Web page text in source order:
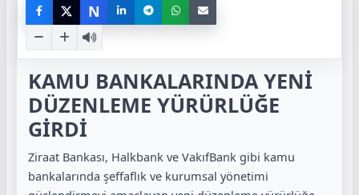
N
KAMU BANKALARINDA YENİ
DÜZENLEME YÜRÜRLÜĞE
GİRDİ
Ziraat Bankası, Halkbank ve VakıfBank gibi kamu
bankalarında şeffaflık ve kurumsal yönetimi